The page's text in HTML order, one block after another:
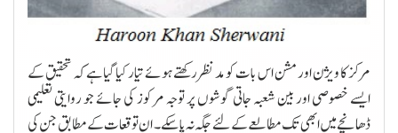
مرکز کا ویژن اور مشن اس بات کو مد نظر رکھتے ہوئے تیار کیا گیا ہے کہ تحقیق کے
ایسے خصوصی اور بین شعبہ جاتی گوشوں پر توجہ مرکوز کی جائے جو روایتی تعلیمی
ڈھانچے میں ابھی تک مطالعے کے لئے جگہ نہ پاسکے ۔ ان توقعات کے مطابق جن کی